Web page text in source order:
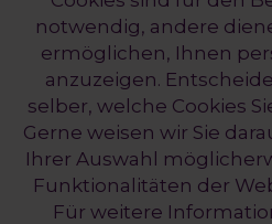
notwendig, andere
ermöglichen, Ihnen
anzuzeigen.
selber, welche Cookies
Gerne weisen wir Sie
Ihrer Auswahl
Funktionalitäten der
Für weitere